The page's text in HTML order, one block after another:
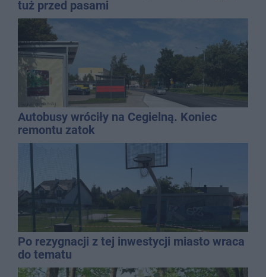
tuż przed pasami
Autobusy wróciły na Cegielną. Koniec
remontu zatok
Po rezygnacji z tej inwestycji miasto wraca
do tematu